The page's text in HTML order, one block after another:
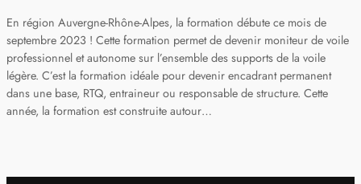
En région Auvergne-Rhône-Alpes, la formation débute ce mois de
septembre 2023 ! Cette formation permet de devenir moniteur de voile
professionnel et autonome sur l’ensemble des supports de la voile
légère. C’est la formation idéale pour devenir encadrant permanent
dans une base, RTQ, entraineur ou responsable de structure. Cette
année, la formation est construite autour…